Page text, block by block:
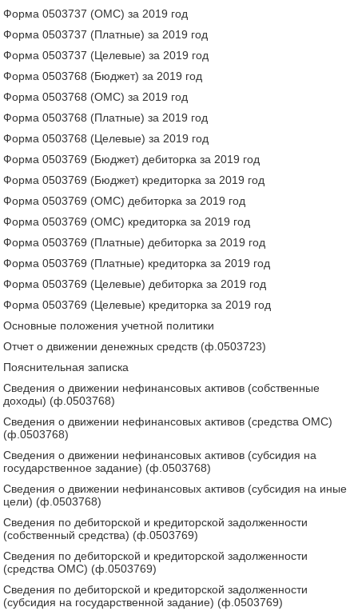
Форма 0503737 (ОМС) за 2019 год
Форма 0503737 (Платные) за 2019 год
Форма 0503737 (Целевые) за 2019 год
Форма 0503768 (Бюджет) за 2019 год
Форма 0503768 (ОМС) за 2019 год
Форма 0503768 (Платные) за 2019 год
Форма 0503768 (Целевые) за 2019 год
Форма 0503769 (Бюджет) дебиторка за 2019 год
Форма 0503769 (Бюджет) кредиторка за 2019 год
Форма 0503769 (ОМС) дебиторка за 2019 год
Форма 0503769 (ОМС) кредиторка за 2019 год
Форма 0503769 (Платные) дебиторка за 2019 год
Форма 0503769 (Платные) кредиторка за 2019 год
Форма 0503769 (Целевые) дебиторка за 2019 год
Форма 0503769 (Целевые) кредиторка за 2019 год
Основные положения учетной политики
Отчет о движении денежных средств (ф.0503723)
Пояснительная записка
Сведения о движении нефинансовых активов (собственные
доходы) (ф.0503768)
Сведения о движении нефинансовых активов (средства ОМС)
(ф.0503768)
Сведения о движении нефинансовых активов (субсидия на
государственное задание) (ф.0503768)
Сведения о движении нефинансовых активов (субсидия на иные
цели) (ф.0503768)
Сведения по дебиторской и кредиторской задолженности
(собственный средства) (ф.0503769)
Сведения по дебиторской и кредиторской задолженности
(средства ОМС) (ф.0503769)
Сведения по дебиторской и кредиторской задолженности
(субсидия на государственной задание) (ф.0503769)